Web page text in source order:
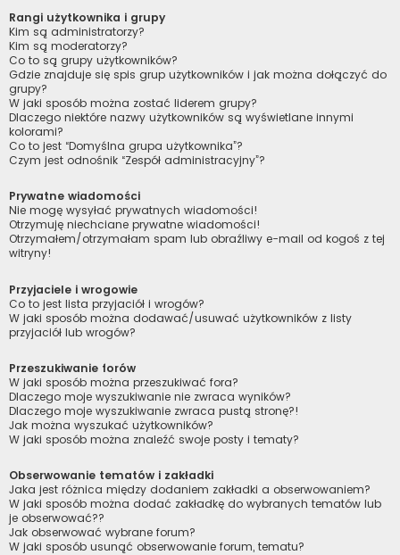
Rangi użytkownika i grupy
Kim są administratorzy?
Kim są moderatorzy?
Co to są grupy użytkowników?
Gdzie znajduje się spis grup użytkowników i jak można dołączyć do
grupy?
W jaki sposób można zostać liderem grupy?
Dlaczego niektóre nazwy użytkowników są wyświetlane innymi
kolorami?
Co to jest “Domyślna grupa użytkownika”?
Czym jest odnośnik “Zespół administracyjny”?
Prywatne wiadomości
Nie mogę wysyłać prywatnych wiadomości!
Otrzymuję niechciane prywatne wiadomości!
Otrzymałem/otrzymałam spam lub obraźliwy e-mail od kogoś z tej
witryny!
Przyjaciele i wrogowie
Co to jest lista przyjaciół i wrogów?
W jaki sposób można dodawać/usuwać użytkowników z listy
przyjaciół lub wrogów?
Przeszukiwanie forów
W jaki sposób można przeszukiwać fora?
Dlaczego moje wyszukiwanie nie zwraca wyników?
Dlaczego moje wyszukiwanie zwraca pustą stronę?!
Jak można wyszukać użytkowników?
W jaki sposób można znaleźć swoje posty i tematy?
Obserwowanie tematów i zakładki
Jaka jest różnica między dodaniem zakładki a obserwowaniem?
W jaki sposób można dodać zakładkę do wybranych tematów lub
je obserwować??
Jak obserwować wybrane forum?
W jaki sposób usunąć obserwowanie forum, tematu?